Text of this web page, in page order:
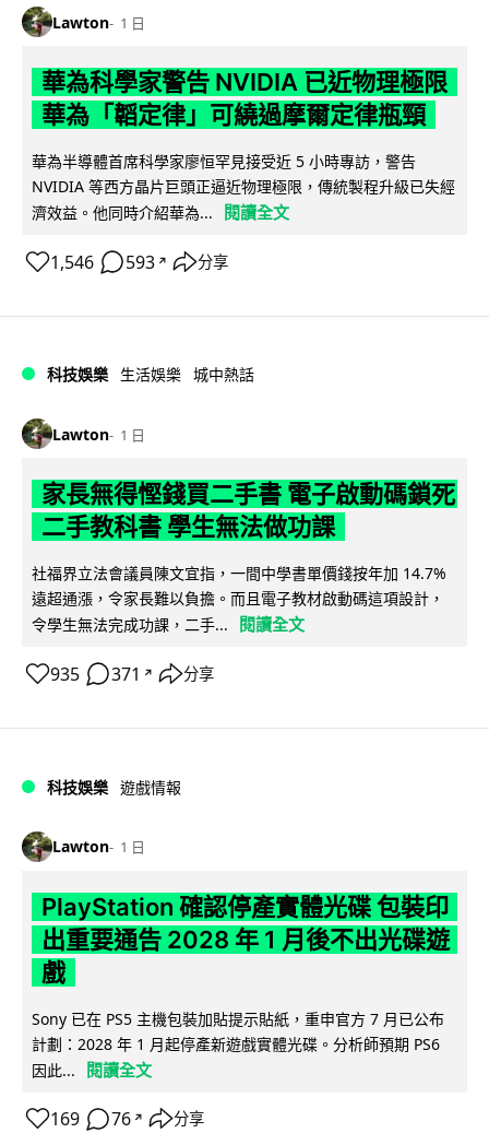
Lawton 1 日
華為科學家警告 NVIDIA 已近物理極限
華為「韜定律」可繞過摩爾定律瓶頸
華為半導體首席科學家廖恒罕見接受近 5 小時專訪，警告
NVIDIA 等西方晶片巨頭正逼近物理極限，傳統製程升級已失經
濟效益。他同時介紹華為...
閱讀全文
1,546 593 ↗ 分享
科技娛樂 生活娛樂 城中熱話
Lawton 1 日
家長無得慳錢買二手書 電子啟動碼鎖死
二手教科書 學生無法做功課
社福界立法會議員陳文宜指，一間中學書單價錢按年加 14.7%
遠超通漲，令家長難以負擔。而且電子教材啟動碼這項設計，
令學生無法完成功課，二手...
閱讀全文
935 371 ↗ 分享
科技娛樂 遊戲情報
Lawton 1 日
PlayStation 確認停產實體光碟 包裝印
出重要通告 2028 年 1 月後不出光碟遊
戲
Sony 已在 PS5 主機包裝加貼提示貼紙，重申官方 7 月已公布
計劃：2028 年 1 月起停產新遊戲實體光碟。分析師預期 PS6
因此...
閱讀全文
169 76 ↗ 分享